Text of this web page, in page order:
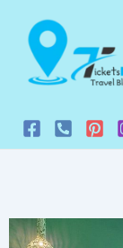
στο
περιεχόμενο